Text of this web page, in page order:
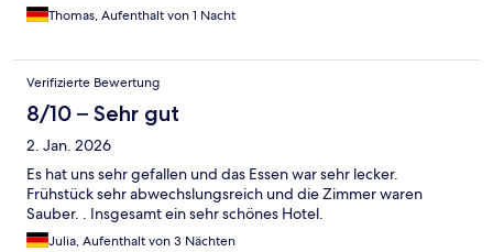
Thomas, Aufenthalt von 1 Nacht
Verifizierte Bewertung
8/10 – Sehr gut
2. Jan. 2026
Es hat uns sehr gefallen und das Essen war sehr lecker.
Frühstück sehr abwechslungsreich und die Zimmer waren
Sauber. . Insgesamt ein sehr schönes Hotel.
Julia, Aufenthalt von 3 Nächten